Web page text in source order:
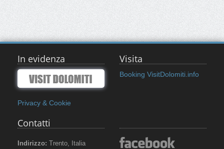
In evidenza
Privacy & Cookie
Visita
Booking VisitDolomiti.info
Contatti
Indirizzo: Trento, Italia